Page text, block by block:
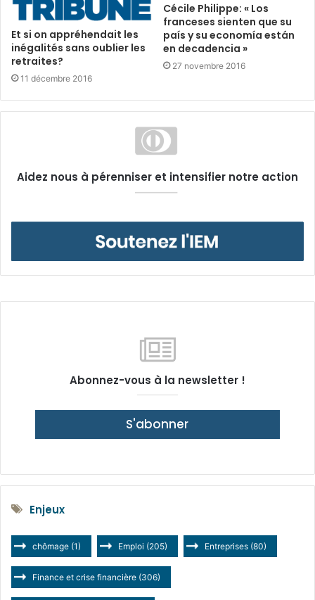
Et si on appréhendait les
inégalités sans oublier les
retraites?
11 décembre 2016
Cécile Philippe: « Los
franceses sienten que su
país y su economía están
en decadencia »
27 novembre 2016
Aidez nous à pérenniser et intensifier notre action
Abonnez-vous à la newsletter !
S'abonner
Enjeux
chômage (1) Emploi (205) Entreprises (80)
Finance et crise financière (306)